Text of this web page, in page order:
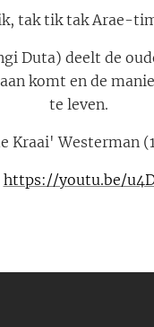
tak tik tak Arae-
Duta) deelt de
komt en de
te leven.
Kraai' Westerman
https://youtu.be/